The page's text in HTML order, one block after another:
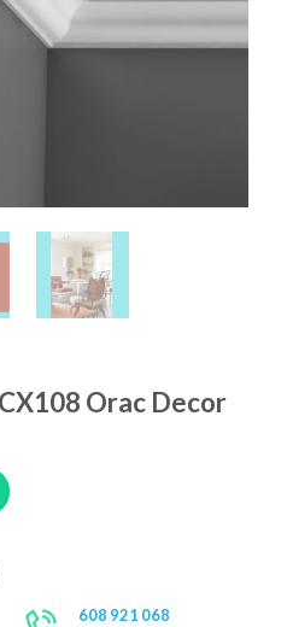
Orac Decor
608 921 068